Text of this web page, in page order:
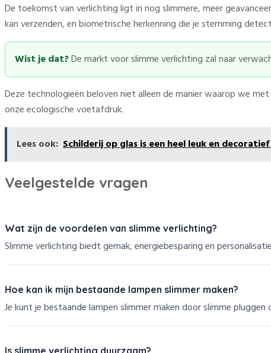
De toekomst van verlichting ligt in nog slimmere, meer
kan verzenden, en biometrische herkenning die je stemming
Wist je dat?De markt voor slimme verlichting zal naar
Deze technologieën beloven niet alleen de manier waarop we
onze ecologische voetafdruk.
Lees ook: Schilderij op glas is een heel leuk en
Veelgestelde vragen
Wat zijn de voordelen van slimme verlichting?
Slimme verlichting biedt gemak, energiebesparing en
Hoe kan ik mijn bestaande lampen slimmer maken?
Je kunt je bestaande lampen slimmer maken door slimme
Is slimme verlichting duurzaam?